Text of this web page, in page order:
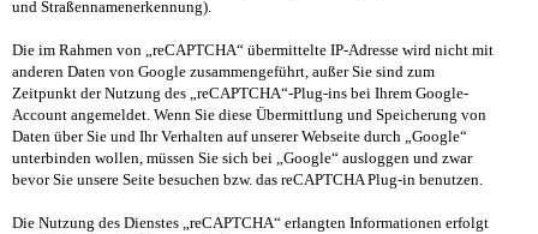
und Straßennamenerkennung).
Die im Rahmen von „reCAPTCHA“ übermittelte IP-Adresse wird nicht mit
anderen Daten von Google zusammengeführt, außer Sie sind zum
Zeitpunkt der Nutzung des „reCAPTCHA“-Plug-ins bei Ihrem Google-
Account angemeldet. Wenn Sie diese Übermittlung und Speicherung von
Daten über Sie und Ihr Verhalten auf unserer Webseite durch „Google“
unterbinden wollen, müssen Sie sich bei „Google“ ausloggen und zwar
bevor Sie unsere Seite besuchen bzw. das reCAPTCHA Plug-in benutzen.
Die Nutzung des Dienstes „reCAPTCHA“ erlangten Informationen erfolgt